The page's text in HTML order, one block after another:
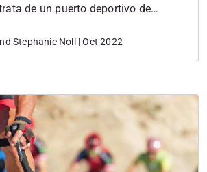
de un puerto deportivo de
a las duchas y sauna para
en el puerto, hay un gimnasio,
Stephanie Noll | Oct 2022